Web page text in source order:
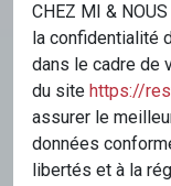
CHEZ MI &
la confidentialité
dans le cadre de
du site https://
assurer le
données
libertés et à la